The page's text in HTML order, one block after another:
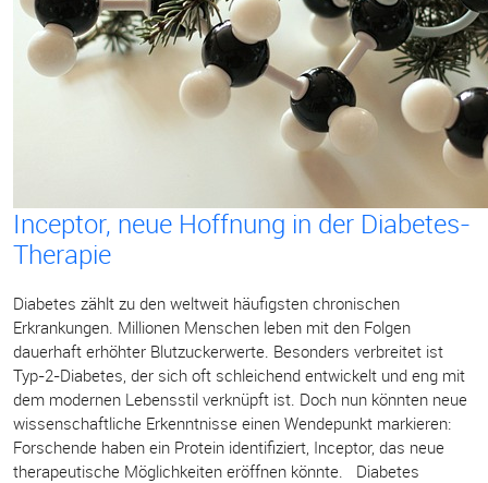
Inceptor, neue Hoffnung in der Diabetes-
Therapie
Diabetes zählt zu den weltweit häufigsten chronischen
Erkrankungen. Millionen Menschen leben mit den Folgen
dauerhaft erhöhter Blutzuckerwerte. Besonders verbreitet ist
Typ-2-Diabetes, der sich oft schleichend entwickelt und eng mit
dem modernen Lebensstil verknüpft ist. Doch nun könnten neue
wissenschaftliche Erkenntnisse einen Wendepunkt markieren:
Forschende haben ein Protein identifiziert, Inceptor, das neue
therapeutische Möglichkeiten eröffnen könnte. Diabetes